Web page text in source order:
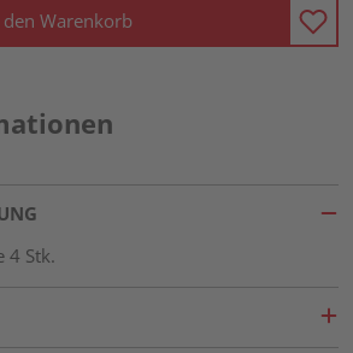
den Warenkorb
4 Stk.